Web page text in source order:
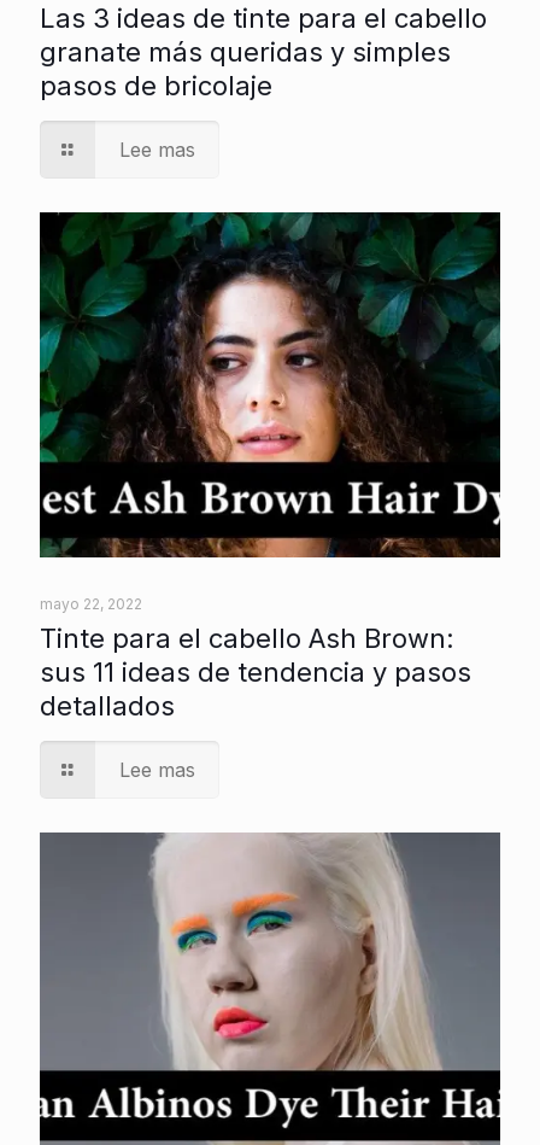
Las 3 ideas de tinte para el cabello
granate más queridas y simples
pasos de bricolaje
Lee mas
mayo 22, 2022
Tinte para el cabello Ash Brown:
sus 11 ideas de tendencia y pasos
detallados
Lee mas